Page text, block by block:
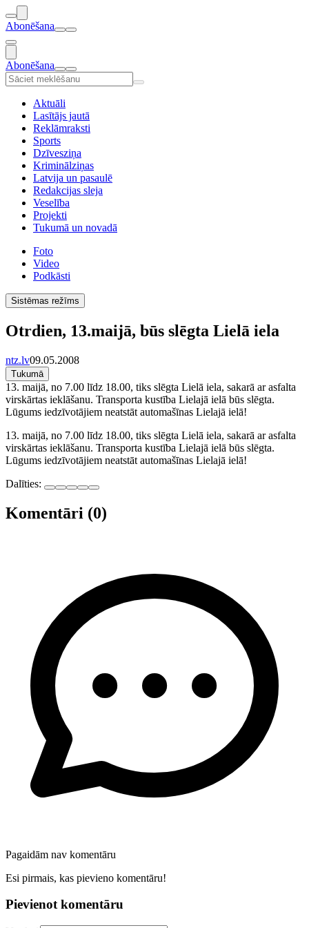
Abonēšana
Abonēšana
Aktuāli
Lasītājs jautā
Reklāmraksti
Sports
Dzīvesziņa
Kriminālziņas
Latvija un pasaulē
Redakcijas sleja
Veselība
Projekti
Tukumā un novadā
Foto
Video
Podkāsti
Sistēmas režīms
Otrdien, 13.maijā, būs slēgta Lielā iela
ntz.lv09.05.2008
Tukumā
13. maijā, no 7.00 līdz 18.00, tiks slēgta Lielā iela, sakarā ar asfalta
virskārtas ieklāšanu. Transporta kustība Lielajā ielā būs slēgta.
Lūgums iedzīvotājiem neatstāt automašīnas Lielajā ielā!
13. maijā, no 7.00 līdz 18.00, tiks slēgta Lielā iela, sakarā ar asfalta
virskārtas ieklāšanu. Transporta kustība Lielajā ielā būs slēgta.
Lūgums iedzīvotājiem neatstāt automašīnas Lielajā ielā!
Dalīties:
Komentāri (0)
Pagaidām nav komentāru
Esi pirmais, kas pievieno komentāru!
Pievienot komentāru